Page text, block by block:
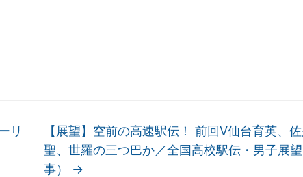
リ
【展望】空前の高速駅伝！ 前回V仙台育英、
聖、世羅の三つ巴か／全国高校駅伝・男子展
事）
→